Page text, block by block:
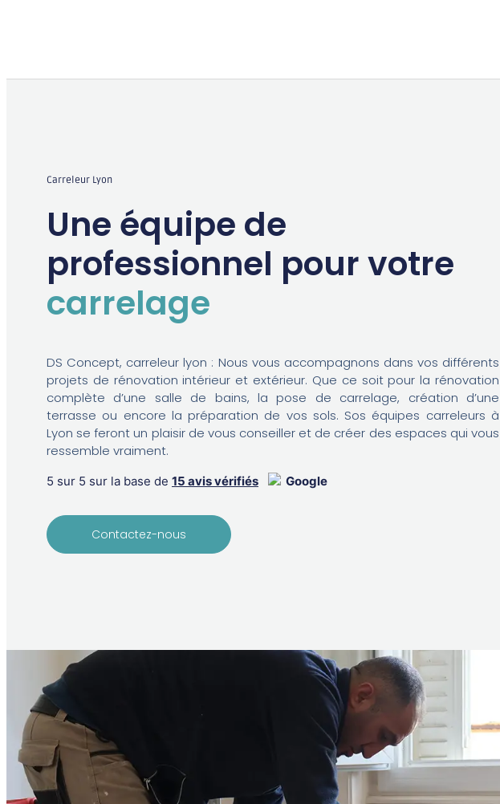
Carreleur Lyon
Une équipe de
professionnel pour votre
carrelage
DS Concept, carreleur lyon : Nous vous accompagnons dans vos différents
projets de rénovation intérieur et extérieur. Que ce soit pour la rénovation
complète d’une salle de bains, la pose de carrelage, création d’une
terrasse ou encore la préparation de vos sols. Sos équipes carreleurs à
Lyon se feront un plaisir de vous conseiller et de créer des espaces qui vous
ressemble vraiment.
5 sur 5 sur la base de 15 avis vérifiés Google
Contactez-nous